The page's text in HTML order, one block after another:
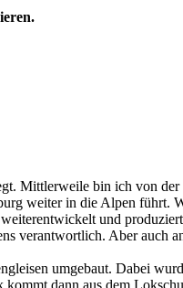
Mittlerweile bin ich von
weiter in die Alpen führt.
und
verantwortlich. Aber auch
umgebaut. Dabei
dann aus dem